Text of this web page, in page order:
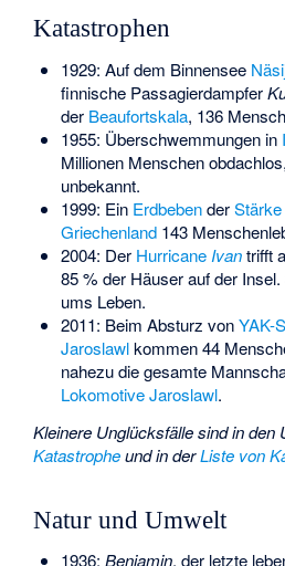
Katastrophen
1929: Auf dem Binnensee
finnische Passagierdampfer
der Beaufortskala, 136
1955: Überschwemmungen in
Millionen Menschen
unbekannt.
1999: Ein Erdbebender
Griechenland143
2004: Der Hurricane Ivantrifft
85 % der Häuser auf der
ums Leben.
2011: Beim Absturz vonYAK-
Jaroslawlkommen 44
nahezu die gesamte
Lokomotive Jaroslawl.
Kleinere Unglücksfälle sind in den
Katastropheund in derListe von
Natur und Umwelt
1936: Benjamin, der letzte